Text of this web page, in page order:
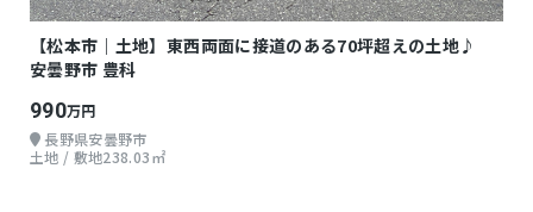
【松本市｜土地】東西両面に接道のある70坪超えの土地♪
安曇野市 豊科
990万円
長野県安曇野市
土地 / 敷地238.03㎡